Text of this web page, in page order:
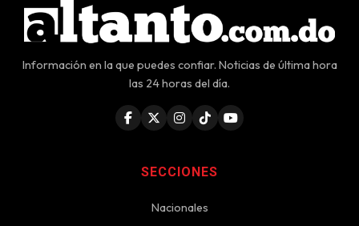
Información en la que puedes confiar. Noticias de última hora
las 24 horas del día.
SECCIONES
Nacionales